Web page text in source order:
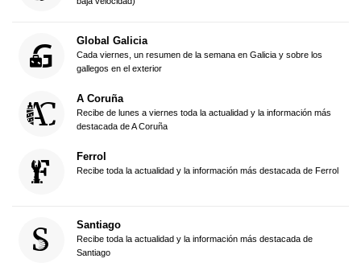
Global Galicia
Cada viernes, un resumen de la semana en Galicia y sobre los
gallegos en el exterior
A Coruña
Recibe de lunes a viernes toda la actualidad y la información más
destacada de A Coruña
Ferrol
Recibe toda la actualidad y la información más destacada de Ferrol
Santiago
Recibe toda la actualidad y la información más destacada de
Santiago